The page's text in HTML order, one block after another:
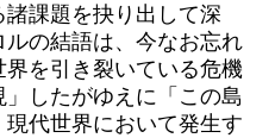
課題を抉り出して深
ルの結語は、今なお忘れ
を引き裂いている危機
したがゆえに「この島
代世界において発生す